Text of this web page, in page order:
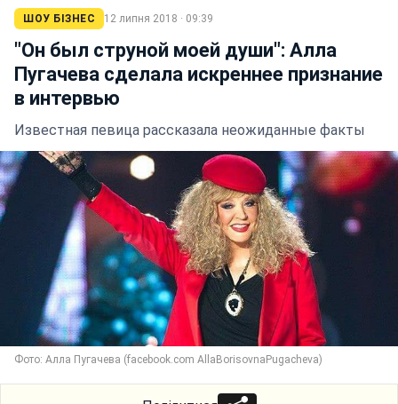
ШОУ БІЗНЕС 12 липня 2018 · 09:39
"Он был струной моей души": Алла
Пугачева сделала искреннее признание
в интервью
Известная певица рассказала неожиданные факты
Фото: Алла Пугачева (facebook.com AllaBorisovnaPugacheva)